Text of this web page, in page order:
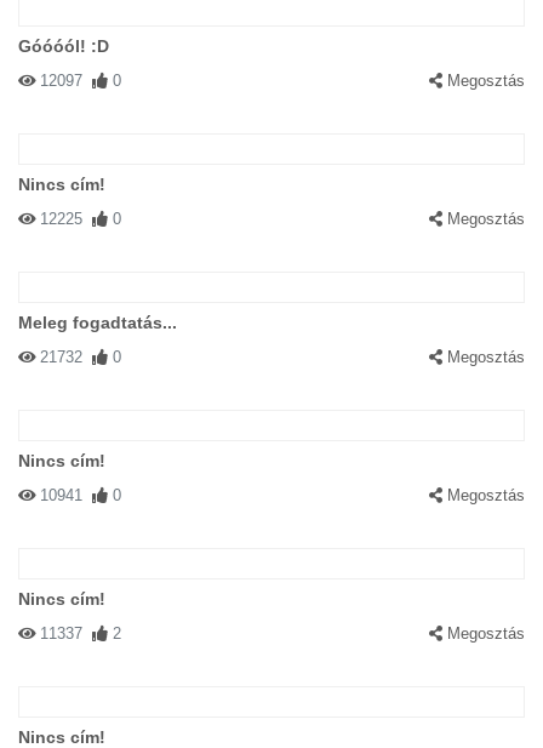
Góóóól! :D
12097 0 Megosztás
Nincs cím!
12225 0 Megosztás
Meleg fogadtatás...
21732 0 Megosztás
Nincs cím!
10941 0 Megosztás
Nincs cím!
11337 2 Megosztás
Nincs cím!